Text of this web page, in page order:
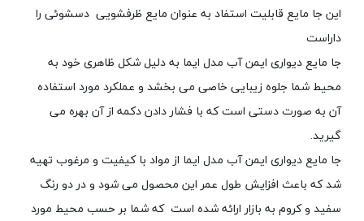
این جا مایع قابلیت استفاد به عنوان مایع ظرفشویی دسشوئی را
داراست
جا مایع دیواری ایمن آب مدل ایما به دلیل شکل ظاهری خود به
محیط شما جلوه زیبایی خاصی می بخشد و عملکرد مورد استفاده
آن به صورت دستی است که با فشار دادن دکمه از آن بهره می
گیرید.
جا مایع دیواری ایمن آب مدل ایما از مواد با کیفیت و مرغوب تهیه
شد که باعث افزایش طول عمر این محصول می شود و در دو رنگ
سفید و کروم به بازار ارائه شده است که شما بر حسب محیط مورد